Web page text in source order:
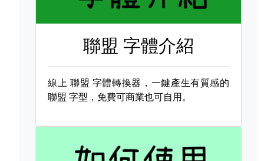
聯盟 字體介紹
線上 聯盟 字體轉換器，一鍵產生有質感的
聯盟 字型，免費可商業也可自用。